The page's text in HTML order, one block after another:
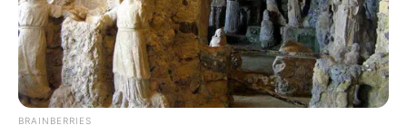
เดือนตุลาคม
วิธี คลายเครียด เธอชอบอยู่ท่ามกลางผู้คนมากมาย สิ่งที่
ทำให้เธอเครียดได้ ก็คือความเหงา แค่ได้วุ่นวายกับเสื้อผ้า
แต่งหน้า ทำผม แบบโน้นแบบนี้ ก็เป็นการผ่อนคลาย
BRAINBERRIES